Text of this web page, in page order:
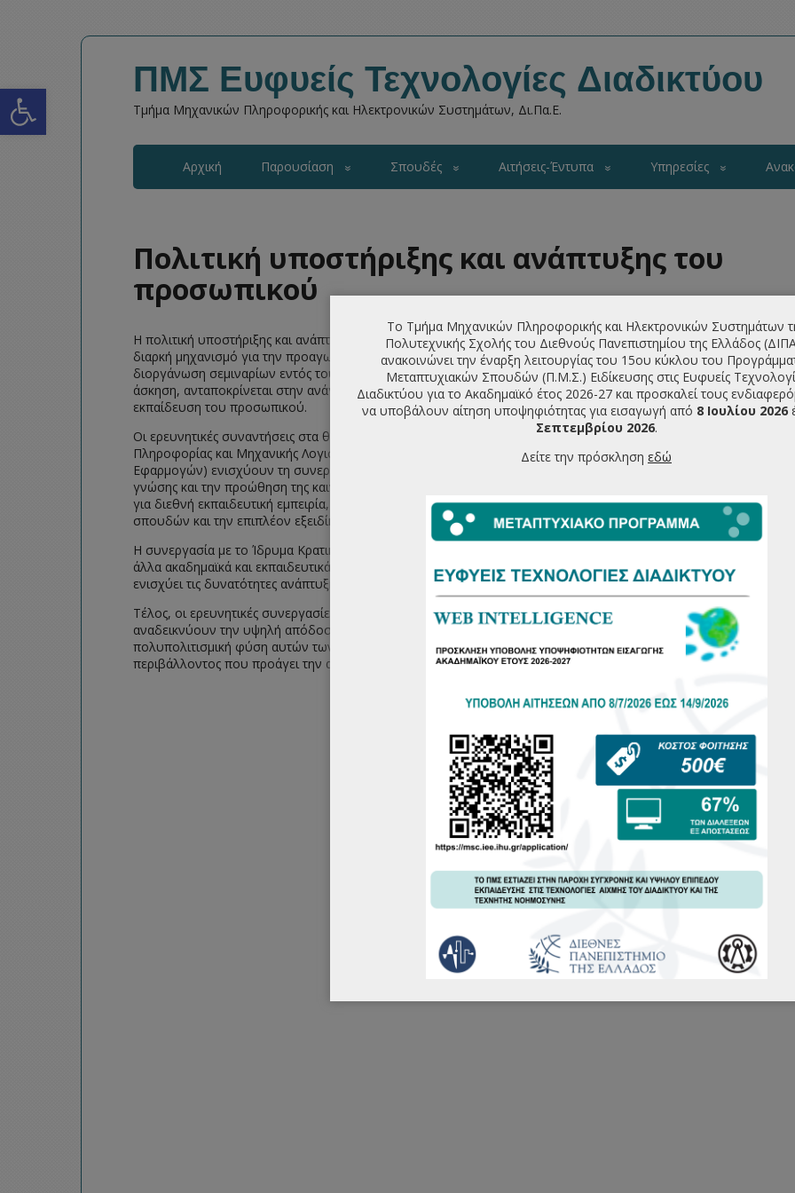
Open toolbar ΠΜΣ Ευφυείς Τεχνολογίες Διαδικτύου
Τμήμα Μηχανικών Πληροφορικής και Ηλεκτρονικών Συστημάτων, Δι.Πα.Ε.
Αρχική Παρουσίαση Σπουδές Αιτήσεις-Έντυπα Υπηρεσίες
Πολιτική υποστήριξης και ανάπτυξης του
προσωπικού
Η πολιτική υποστήριξης και ανάπτυξης του προσωπικού στο ΠΜΣ αντιπροσωπεύει έναν ενδελεχή και
διαρκή μηχανισμό για την προαγωγή της επαγγελματικής εξέλιξης και της ακαδημαϊκής αριστείας. Η
διοργάνωση σεμιναρίων εντός του τμήματος, συμπεριλαμβανομένων αυτών που αφορούν σε πρακτική
άσκηση, ανταποκρίνεται στην ανάγκη για διαρκή κατάρτιση και
εκπαίδευση του προσωπικού.
Οι ερευνητικές συναντήσεις στα θεσμοθετημένα ερευνητικά εργαστήρια ( Εργαστήριο Διαχείρισης της
Πληροφορίας και Μηχανικής Λογισμικού και Εργαστήριο Ευφυών Συστημάτων και Διαδικτυακών
Εφαρμογών) ενισχύουν τη συνεργασία μεταξύ των μελών του προσωπικού, διασφαλίζοντας τη μεταφορά
γνώσης και την προώθηση της καινοτομίας. Η συμμετοχή σε προγράμματα Erasmus δίνει τη δυνατότητα
για διεθνή εκπαιδευτική εμπειρία, ενώ εκπαιδευτικές άδειες υποστηρίζουν τη συνέχιση μεταπτυχιακών
σπουδών και την επιπλέον εξειδίκευση.
Η συνεργασία με το Ίδρυμα Κρατικών Υποτροφιών (ΙΚΥ) είναι κρίσιμη για την ανάπτυξη συνεργασιών με
άλλα ακαδημαϊκά και εκπαιδευτικά ιδρύματα σε παγκόσμιο επίπεδο. Το πρόγραμμα υποτροφιών του ΙΚΥ
ενισχύει τις δυνατότητες ανάπτυξης και καινοτομίας μέσω της διεθνούς συνεργασίας.
Τέλος, οι ερευνητικές συνεργασίες, τόσο από εθνικά όσο και από ευρωπαϊκά ερευνητικά έργα,
αναδεικνύουν την υψηλή απόδοση και την αφοσίωση του προσωπικού σε προηγμένα πεδία έρευνας. Η
πολυπολιτισμική φύση αυτών των πρωτοβουλιών συμβάλλει στη δημιουργία ενός δυναμικού
περιβάλλοντος που προάγει την ανάπτυξη και την ανταλλαγή ιδεών.
Το Τμήμα Μηχανικών Πληροφορικής και Ηλεκτρονικών Συστημάτων
Πολυτεχνικής Σχολής του Διεθνούς Πανεπιστημίου της Ελλάδος
ανακοινώνει την έναρξη λειτουργίας του 15ου κύκλου του
Μεταπτυχιακών Σπουδών (Π.Μ.Σ.) Ειδίκευσης στις Ευφυείς
Διαδικτύου για το Ακαδημαϊκό έτος 2026-27 και προσκαλεί τους
να υποβάλουν αίτηση υποψηφιότητας για εισαγωγή από 8 Ιουλίου 2026
Σεπτεμβρίου 2026.
Δείτε την πρόσκληση εδώ